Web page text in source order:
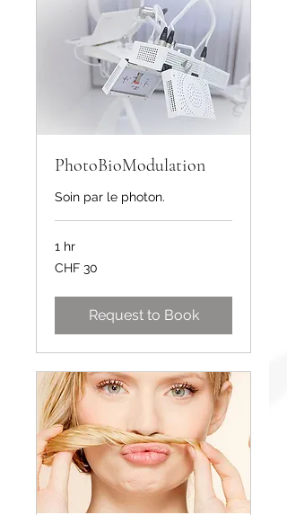
PhotoBioModulation
Soin par le photon.
1 hr
30
Swiss
CHF 30
Request to Book